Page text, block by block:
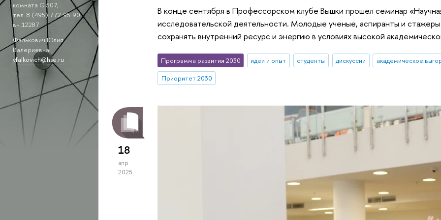
комната G 507,
тел. 8 (495) 772-95-90
вн.12287
Фалькович Юлия
Валериевна
yfalkovich@hse.ru
В конце сентября в Профессорском клубе Вышки прошел семинар
исследовательской деятельности. Молодые ученые, аспиранты и
сохранять внутренний ресурс и энергию в условиях высокой
Программа развития 2030 идеи и опыт студенты дискуссии
академическое
Приоритет 2030
18
апр
2025